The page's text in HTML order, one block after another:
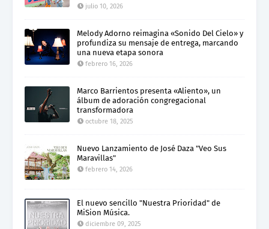
julio 10, 2026
Melody Adorno reimagina «Sonido Del Cielo» y
profundiza su mensaje de entrega, marcando
una nueva etapa sonora
febrero 16, 2026
Marco Barrientos presenta «Aliento», un
álbum de adoración congregacional
transformadora
octubre 18, 2025
Nuevo Lanzamiento de José Daza "Veo Sus
Maravillas"
febrero 14, 2026
El nuevo sencillo "Nuestra Prioridad" de
MiSion Música.
diciembre 09, 2025